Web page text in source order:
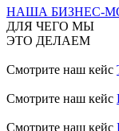
НАША БИЗНЕС-
ДЛЯ ЧЕГО МЫ
ЭТО ДЕЛАЕМ
Смотрите наш кейс
Смотрите наш кейс
Смотрите наш кейс